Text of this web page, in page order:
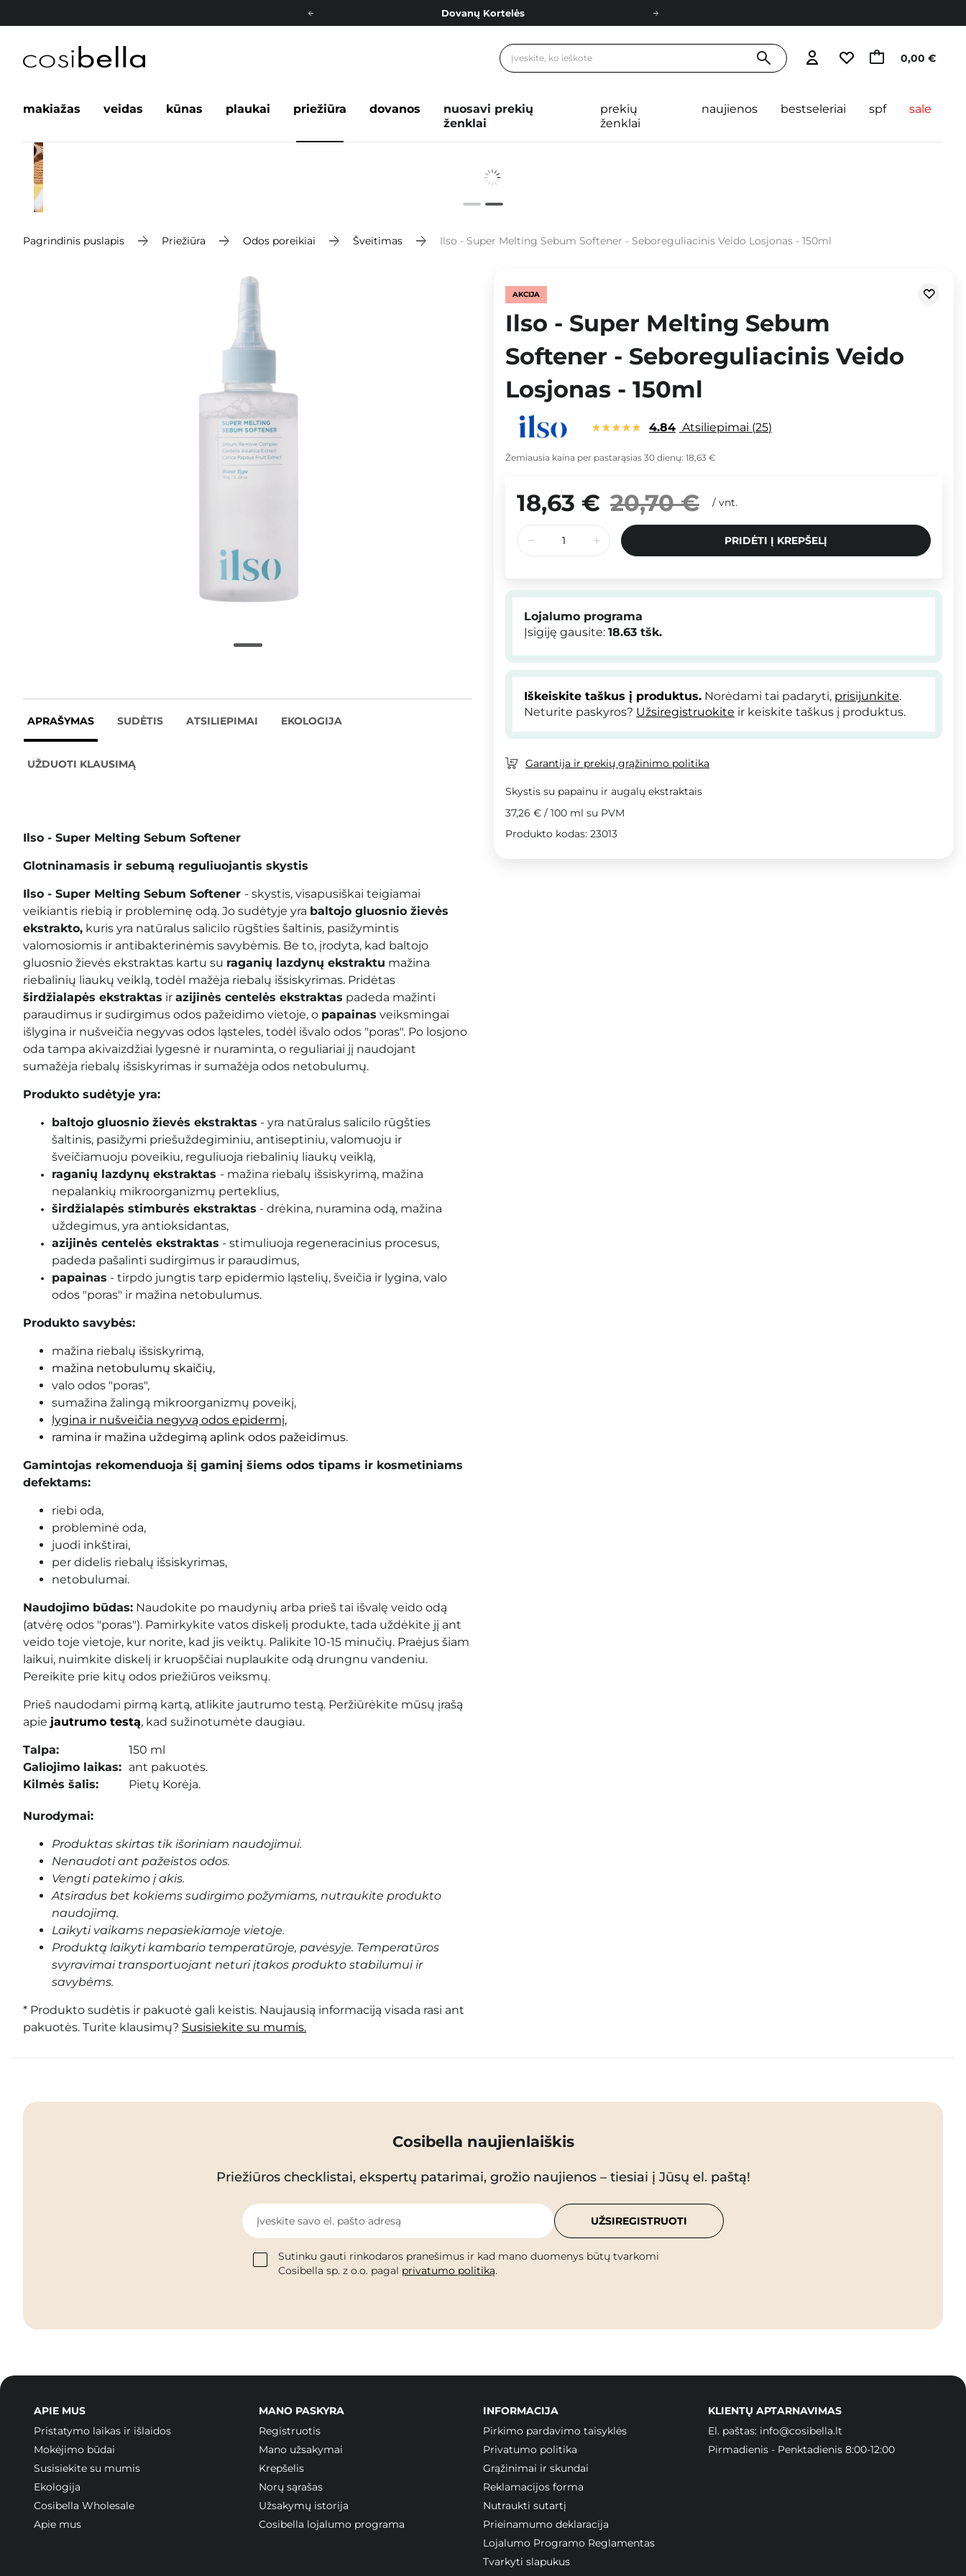
Dovanų Kortelės
Nemokamas pristatymas nuo 40,00 € 0,00 €
makiažas veidas kūnas plaukai priežiūra dovanos
nuosavi prekių
ženklai
prekių
ženklai
naujienos bestseleriai spf sale
Pagrindinis puslapis Priežiūra Odos poreikiai Šveitimas Ilso - Super Melting Sebum Softener - Seboreguliacinis Veido Losjonas - 150ml
APRAŠYMAS SUDĖTIS ATSILIEPIMAI EKOLOGIJA
UŽDUOTI KLAUSIMĄ
Ilso - Super Melting Sebum Softener
Glotninamasis ir sebumą reguliuojantis skystis
Ilso - Super Melting Sebum Softener - skystis, visapusiškai teigiamai
veikiantis riebią ir probleminę odą. Jo sudėtyje yra baltojo gluosnio žievės
ekstrakto, kuris yra natūralus salicilo rūgšties šaltinis, pasižymintis
valomosiomis ir antibakterinėmis savybėmis. Be to, įrodyta, kad baltojo
gluosnio žievės ekstraktas kartu su raganių lazdynų ekstraktu mažina
riebalinių liaukų veiklą, todėl mažėja riebalų išsiskyrimas. Pridėtas
širdžialapės ekstraktas ir azijinės centelės ekstraktas padeda mažinti
paraudimus ir sudirgimus odos pažeidimo vietoje, o papainas veiksmingai
išlygina ir nušveičia negyvas odos ląsteles, todėl išvalo odos "poras". Po losjono
oda tampa akivaizdžiai lygesnė ir nuraminta, o reguliariai jį naudojant
sumažėja riebalų išsiskyrimas ir sumažėja odos netobulumų.
Produkto sudėtyje yra:
baltojo gluosnio žievės ekstraktas - yra natūralus salicilo rūgšties
šaltinis, pasižymi priešuždegiminiu, antiseptiniu, valomuoju ir
šveičiamuoju poveikiu, reguliuoja riebalinių liaukų veiklą,
raganių lazdynų ekstraktas - mažina riebalų išsiskyrimą, mažina
nepalankių mikroorganizmų perteklius,
širdžialapės stimburės ekstraktas - drėkina, nuramina odą, mažina
uždegimus, yra antioksidantas,
azijinės centelės ekstraktas - stimuliuoja regeneracinius procesus,
padeda pašalinti sudirgimus ir paraudimus,
papainas - tirpdo jungtis tarp epidermio ląstelių, šveičia ir lygina, valo
odos "poras" ir mažina netobulumus.
Produkto savybės:
mažina riebalų išsiskyrimą,
mažina netobulumų skaičių,
valo odos "poras",
sumažina žalingą mikroorganizmų poveikį,
lygina ir nušveičia negyvą odos epidermį,
ramina ir mažina uždegimą aplink odos pažeidimus.
Gamintojas rekomenduoja šį gaminį šiems odos tipams ir kosmetiniams
defektams:
riebi oda,
probleminė oda,
juodi inkštirai,
per didelis riebalų išsiskyrimas,
netobulumai.
Naudojimo būdas: Naudokite po maudynių arba prieš tai išvalę veido odą
(atvėrę odos "poras"). Pamirkykite vatos diskelį produkte, tada uždėkite jį ant
veido toje vietoje, kur norite, kad jis veiktų. Palikite 10-15 minučių. Praėjus šiam
laikui, nuimkite diskelį ir kruopščiai nuplaukite odą drungnu vandeniu.
Pereikite prie kitų odos priežiūros veiksmų.
Prieš naudodami pirmą kartą, atlikite jautrumo testą. Peržiūrėkite mūsų įrašą
apie jautrumo testą, kad sužinotumėte daugiau.
Talpa:
150 ml
Galiojimo laikas: ant pakuotės.
Kilmės šalis:
Pietų Korėja.
Nurodymai:
Produktas skirtas tik išoriniam naudojimui.
Nenaudoti ant pažeistos odos.
Vengti patekimo į akis.
Atsiradus bet kokiems sudirgimo požymiams, nutraukite produkto
naudojimą.
Laikyti vaikams nepasiekiamoje vietoje.
Produktą laikyti kambario temperatūroje, pavėsyje. Temperatūros
svyravimai transportuojant neturi įtakos produkto stabilumui ir
savybėms.
* Produkto sudėtis ir pakuotė gali keistis. Naujausią informaciją visada rasi ant
pakuotės. Turite klausimų? Susisiekite su mumis.
AKCIJA
Ilso - Super Melting Sebum
Softener - Seboreguliacinis Veido
Losjonas - 150ml
4.84 Atsiliepimai 25
Žemiausia kaina per pastarąsias 30 dienų: 18,63 €
18,63 € 20,70 € / vnt.
PRIDĖTI Į KREPŠELĮ
Lojalumo programa
Įsigiję gausite: 18.63 tšk.
Iškeiskite taškus į produktus. Norėdami tai padaryti, prisijunkite.
Neturite paskyros? Užsiregistruokite ir keiskite taškus į produktus.
Garantija ir prekių grąžinimo politika
Skystis su papainu ir augalų ekstraktais
37,26 € / 100 ml su PVM
Produkto kodas: 23013
Cosibella naujienlaiškis
Priežiūros checklistai, ekspertų patarimai, grožio naujienos – tiesiai į Jūsų el. paštą!
Įveskite savo el. pašto adresą
Sutinku gauti rinkodaros pranešimus ir kad mano duomenys būtų tvarkomi
Cosibella sp. z o.o. pagal privatumo politiką.
UŽSIREGISTRUOTI
APIE MUS
Pristatymo laikas ir išlaidos
Mokėjimo būdai
Susisiekite su mumis
Ekologija
Cosibella Wholesale
Apie mus
MANO PASKYRA
Registruotis
Mano užsakymai
Krepšelis
Norų sąrašas
Užsakymų istorija
Cosibella lojalumo programa
INFORMACIJA
Pirkimo pardavimo taisyklės
Privatumo politika
Grąžinimai ir skundai
Reklamacijos forma
Nutraukti sutartį
Prieinamumo deklaracija
Lojalumo Programo Reglamentas
Tvarkyti slapukus
KLIENTŲ APTARNAVIMAS
El. paštas: info@cosibella.lt
Pirmadienis - Penktadienis 8:00-12:00